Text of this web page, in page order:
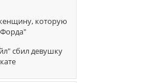
которую
сбил девушку